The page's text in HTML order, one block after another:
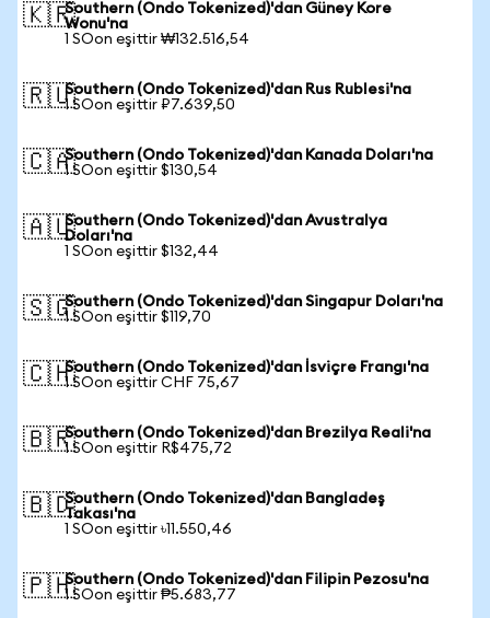
🇰🇷Southern (Ondo Tokenized)'dan Güney Kore
Wonu'na
1 SOon eşittir ₩132.516,54
🇷🇺Southern (Ondo Tokenized)'dan Rus Rublesi'na
1 SOon eşittir ₽7.639,50
🇨🇦Southern (Ondo Tokenized)'dan Kanada Doları'na
1 SOon eşittir $130,54
🇦🇺Southern (Ondo Tokenized)'dan Avustralya
Doları'na
1 SOon eşittir $132,44
🇸🇬Southern (Ondo Tokenized)'dan Singapur Doları'na
1 SOon eşittir $119,70
🇨🇭Southern (Ondo Tokenized)'dan İsviçre Frangı'na
1 SOon eşittir CHF 75,67
🇧🇷Southern (Ondo Tokenized)'dan Brezilya Reali'na
1 SOon eşittir R$475,72
🇧🇩Southern (Ondo Tokenized)'dan Bangladeş
Takası'na
1 SOon eşittir ৳11.550,46
🇵🇭Southern (Ondo Tokenized)'dan Filipin Pezosu'na
1 SOon eşittir ₱5.683,77